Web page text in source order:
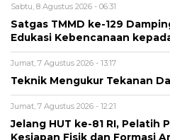
Sabtu, 8 Agustus 2026 - 06:31
Satgas TMMD ke-129
Edukasi Kebencanaan
Jumat, 7 Agustus 2026 - 13:17
Teknik Mengukur Tekanan
Jumat, 7 Agustus 2026 - 12:21
Jelang HUT ke-81 RI, Pelatih
Kesiapan Fisik dan Formasi